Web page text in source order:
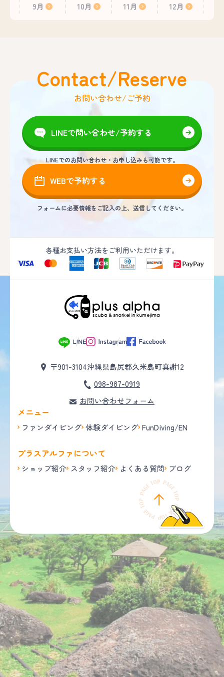
9月
10月 11月 12月
Contact/Reserve
お問い合わせ/ご予約
LINEで問い合わせ/予約する
LINEでのお問い合わせ・お申し込みも可能です。
WEBで予約する
フォームに必要情報をご記入の上、送信してください。
各種お支払い方法をご利用いただけます。
〒901-3104沖縄県島尻郡久米島町真謝12
098-987-0919
お問い合わせフォーム
メニュー
ファンダイビング 体験ダイビング FunDiving/EN
プラスアルファについて
ショップ紹介 スタッフ紹介 よくある質問 ブログ